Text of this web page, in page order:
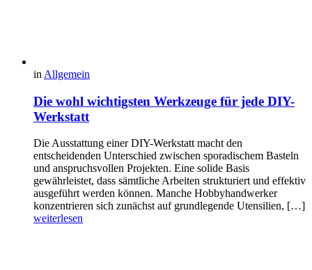
in Allgemein
Die wohl wichtigsten Werkzeuge für jede DIY-
Werkstatt
Die Ausstattung einer DIY-Werkstatt macht den
entscheidenden Unterschied zwischen sporadischem Basteln
und anspruchsvollen Projekten. Eine solide Basis
gewährleistet, dass sämtliche Arbeiten strukturiert und effektiv
ausgeführt werden können. Manche Hobbyhandwerker
konzentrieren sich zunächst auf grundlegende Utensilien, […]
weiterlesen